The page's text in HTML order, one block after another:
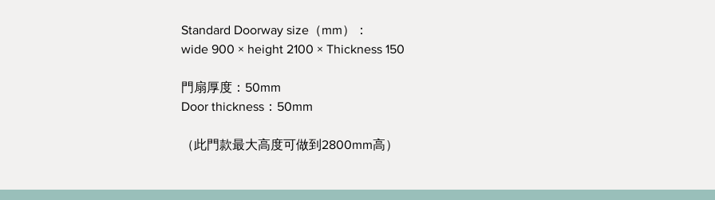
Standard Doorway size（mm）：
wide 900 × height 2100 × Thickness 150
門扇厚度：50mm
Door thickness：50mm
（此門款最大高度可做到2800mm高）